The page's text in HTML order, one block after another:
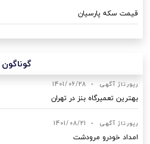
قیمت سکه پارسیان
گوناگون
رپورتاژ آگهی •
1401/06/28
بهترین تعمیرگاه بنز در تهران
رپورتاژ آگهی •
1401/08/21
امداد خودرو مرودشت